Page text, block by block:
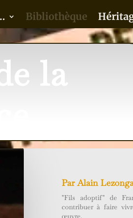
Bibliothèque
la
ParAlain
"Fils adoptif" de
contribuer à faire
œuvre.